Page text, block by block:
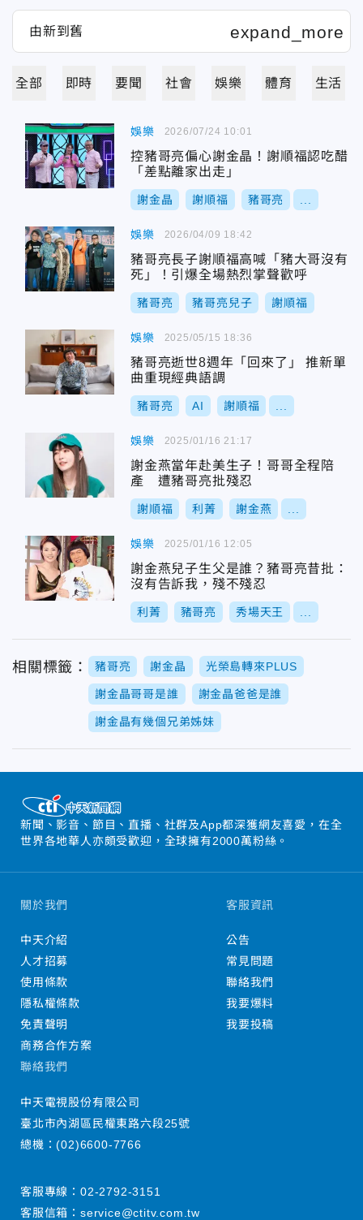
全部 即時 要聞 社會 娛樂 體育 生活
娛樂
控豬哥亮偏心謝金晶！謝順福認吃醋
「差點離家出走」
謝金晶 謝順福 豬哥亮
2026/07/24 10:01
娛樂
豬哥亮長子謝順福高喊「豬大哥沒有
死」！引爆全場熱烈掌聲歡呼
豬哥亮 豬哥亮兒子 謝順福
2026/04/09 18:42
娛樂
豬哥亮逝世8週年「回來了」 推新單
曲重現經典語調
豬哥亮 AI 謝順福
2025/05/15 18:36
娛樂
謝金燕當年赴美生子！哥哥全程陪
產 遭豬哥亮批殘忍
謝順福 利菁 謝金燕
2025/01/16 21:17
娛樂
謝金燕兒子生父是誰？豬哥亮昔批：
沒有告訴我，殘不殘忍
利菁 豬哥亮 秀場天王
2025/01/16 12:05
相關標籤： 豬哥亮 謝金晶 光榮島轉來PLUS
謝金晶哥哥是誰 謝金晶爸爸是誰
謝金晶有幾個兄弟姊妹
新聞、影音、節目、直播、社群及App都深獲網友喜愛，在全
世界各地華人亦頗受歡迎，全球擁有2000萬粉絲。
關於我們
中天介紹
人才招募
使用條款
隱私權條款
免責聲明
商務合作方案
客服資訊
公告
常見問題
聯絡我們
我要爆料
我要投稿
聯絡我們
中天電視股份有限公司
臺北市內湖區民權東路六段25號
總機：(02)6600-7766
客服專線： 02-2792-3151
客服信箱： service@ctitv.com.tw